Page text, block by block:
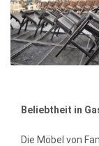
Beliebtheit in
Die Möbel von